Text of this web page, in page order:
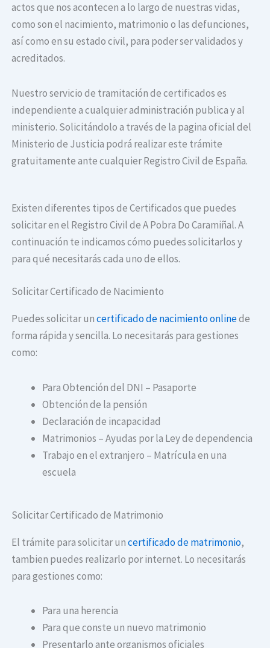
actos que nos acontecen a lo largo de nuestras vidas,
como son el nacimiento, matrimonio o las defunciones,
así como en su estado civil, para poder ser validados y
acreditados.
Nuestro servicio de tramitación de certificados es
independiente a cualquier administración publica y al
ministerio. Solicitándolo a través de la pagina oficial del
Ministerio de Justicia podrá realizar este trámite
gratuitamente ante cualquier Registro Civil de España.
Existen diferentes tipos de Certificados que puedes
solicitar en el Registro Civil de A Pobra Do Caramiñal. A
continuación te indicamos cómo puedes solicitarlos y
para qué necesitarás cada uno de ellos.
Solicitar Certificado de Nacimiento
Puedes solicitar uncertificado de nacimiento onlinede
forma rápida y sencilla. Lo necesitarás para gestiones
como:
Para Obtención del DNI – Pasaporte
Obtención de la pensión
Declaración de incapacidad
Matrimonios – Ayudas por la Ley de dependencia
Trabajo en el extranjero – Matrícula en una
escuela
Solicitar Certificado de Matrimonio
El trámite para solicitar uncertificado de matrimonio,
tambien puedes realizarlo por internet. Lo necesitarás
para gestiones como:
Para una herencia
Para que conste un nuevo matrimonio
Presentarlo ante organismos oficiales